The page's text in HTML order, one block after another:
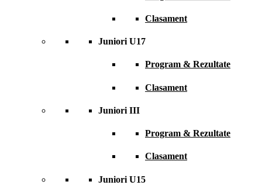
Clasament
Juniori U17
Program & Rezultate
Clasament
Juniori III
Program & Rezultate
Clasament
Juniori U15